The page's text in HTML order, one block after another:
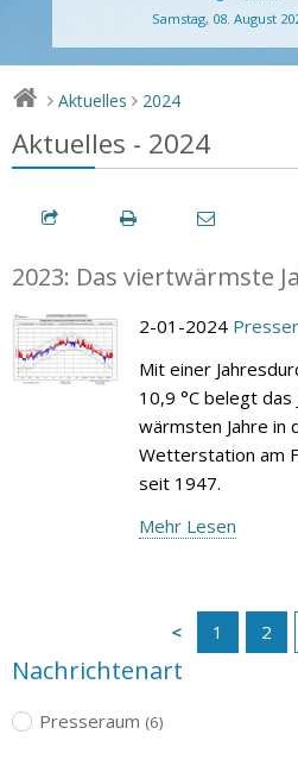
Samstag, 08. August
> Aktuelles > 2024
Aktuelles - 2024
2023: Das viertwärmste
2-01-2024
Mit einer
10,9 °C belegt
wärmsten Jahre in
Wetterstation am
seit 1947.
Mehr Lesen
1 2
Nachrichtenart
Presseraum (6)